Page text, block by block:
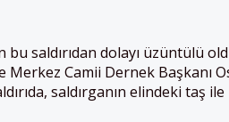
bu saldırıdan dolayı üzüntülü
Merkez Camii Dernek Başkanı
saldırganın elindeki taş ile